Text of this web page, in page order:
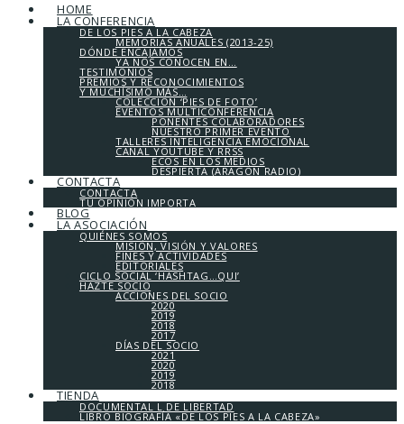
HOME
LA CONFERENCIA
DE LOS PIES A LA CABEZA
MEMORIAS ANUALES (2013-25)
DÓNDE ENCAJAMOS
YA NOS CONOCEN EN…
TESTIMONIOS
PREMIOS Y RECONOCIMIENTOS
Y MUCHÍSIMO MÁS…
COLECCIÓN ‘PIES DE FOTO’
EVENTOS MULTICONFERENCIA
PONENTES COLABORADORES
NUESTRO PRIMER EVENTO
TALLERES INTELIGENCIA EMOCIONAL
CANAL YOUTUBE Y RRSS
ECOS EN LOS MEDIOS
DESPIERTA (ARAGÓN RADIO)
CONTACTA
CONTACTA
TU OPINIÓN IMPORTA
BLOG
LA ASOCIACIÓN
QUIÉNES SOMOS
MISIÓN, VISIÓN Y VALORES
FINES Y ACTIVIDADES
EDITORIALES
CICLO SOCIAL ‘HASHTAG…QUI’
HAZTE SOCIO
ACCIONES DEL SOCIO
2020
2019
2018
2017
DÍAS DEL SOCIO
2021
2020
2019
2018
TIENDA
DOCUMENTAL L DE LIBERTAD
LIBRO BIOGRAFÍA «DE LOS PIES A LA CABEZA»